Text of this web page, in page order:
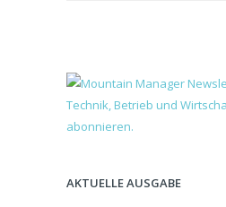
AKTUELLE AUSGABE